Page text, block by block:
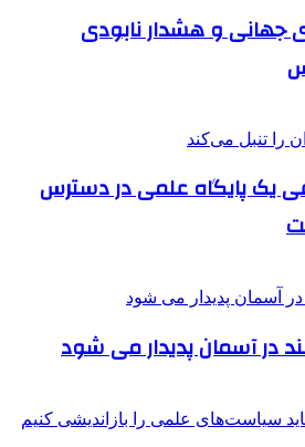
جهانی و هشدار نابودی
یک پایگاه علمی در دسترس
در آسمان پدیدار می شود